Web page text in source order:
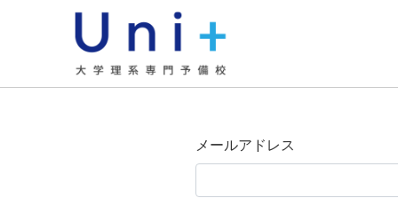
Top ログイン
メールアドレス